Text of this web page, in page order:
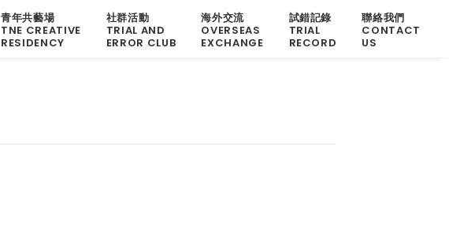
青年共藝場
TNE CREATIVE
RESIDENCY
社群活動
TRIAL AND
ERROR CLUB
海外交流
OVERSEAS
EXCHANGE
試錯記錄
TRIAL
RECORD
聯絡我們
CONTACT
US